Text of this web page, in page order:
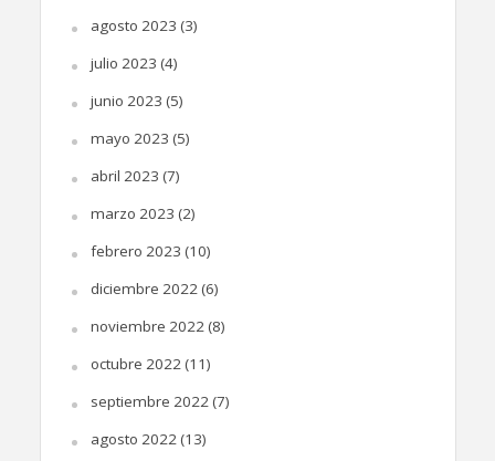
agosto 2023 (3)
julio 2023 (4)
junio 2023 (5)
mayo 2023 (5)
abril 2023 (7)
marzo 2023 (2)
febrero 2023 (10)
diciembre 2022(6)
noviembre 2022(8)
octubre 2022(11)
septiembre 2022(7)
agosto 2022(13)